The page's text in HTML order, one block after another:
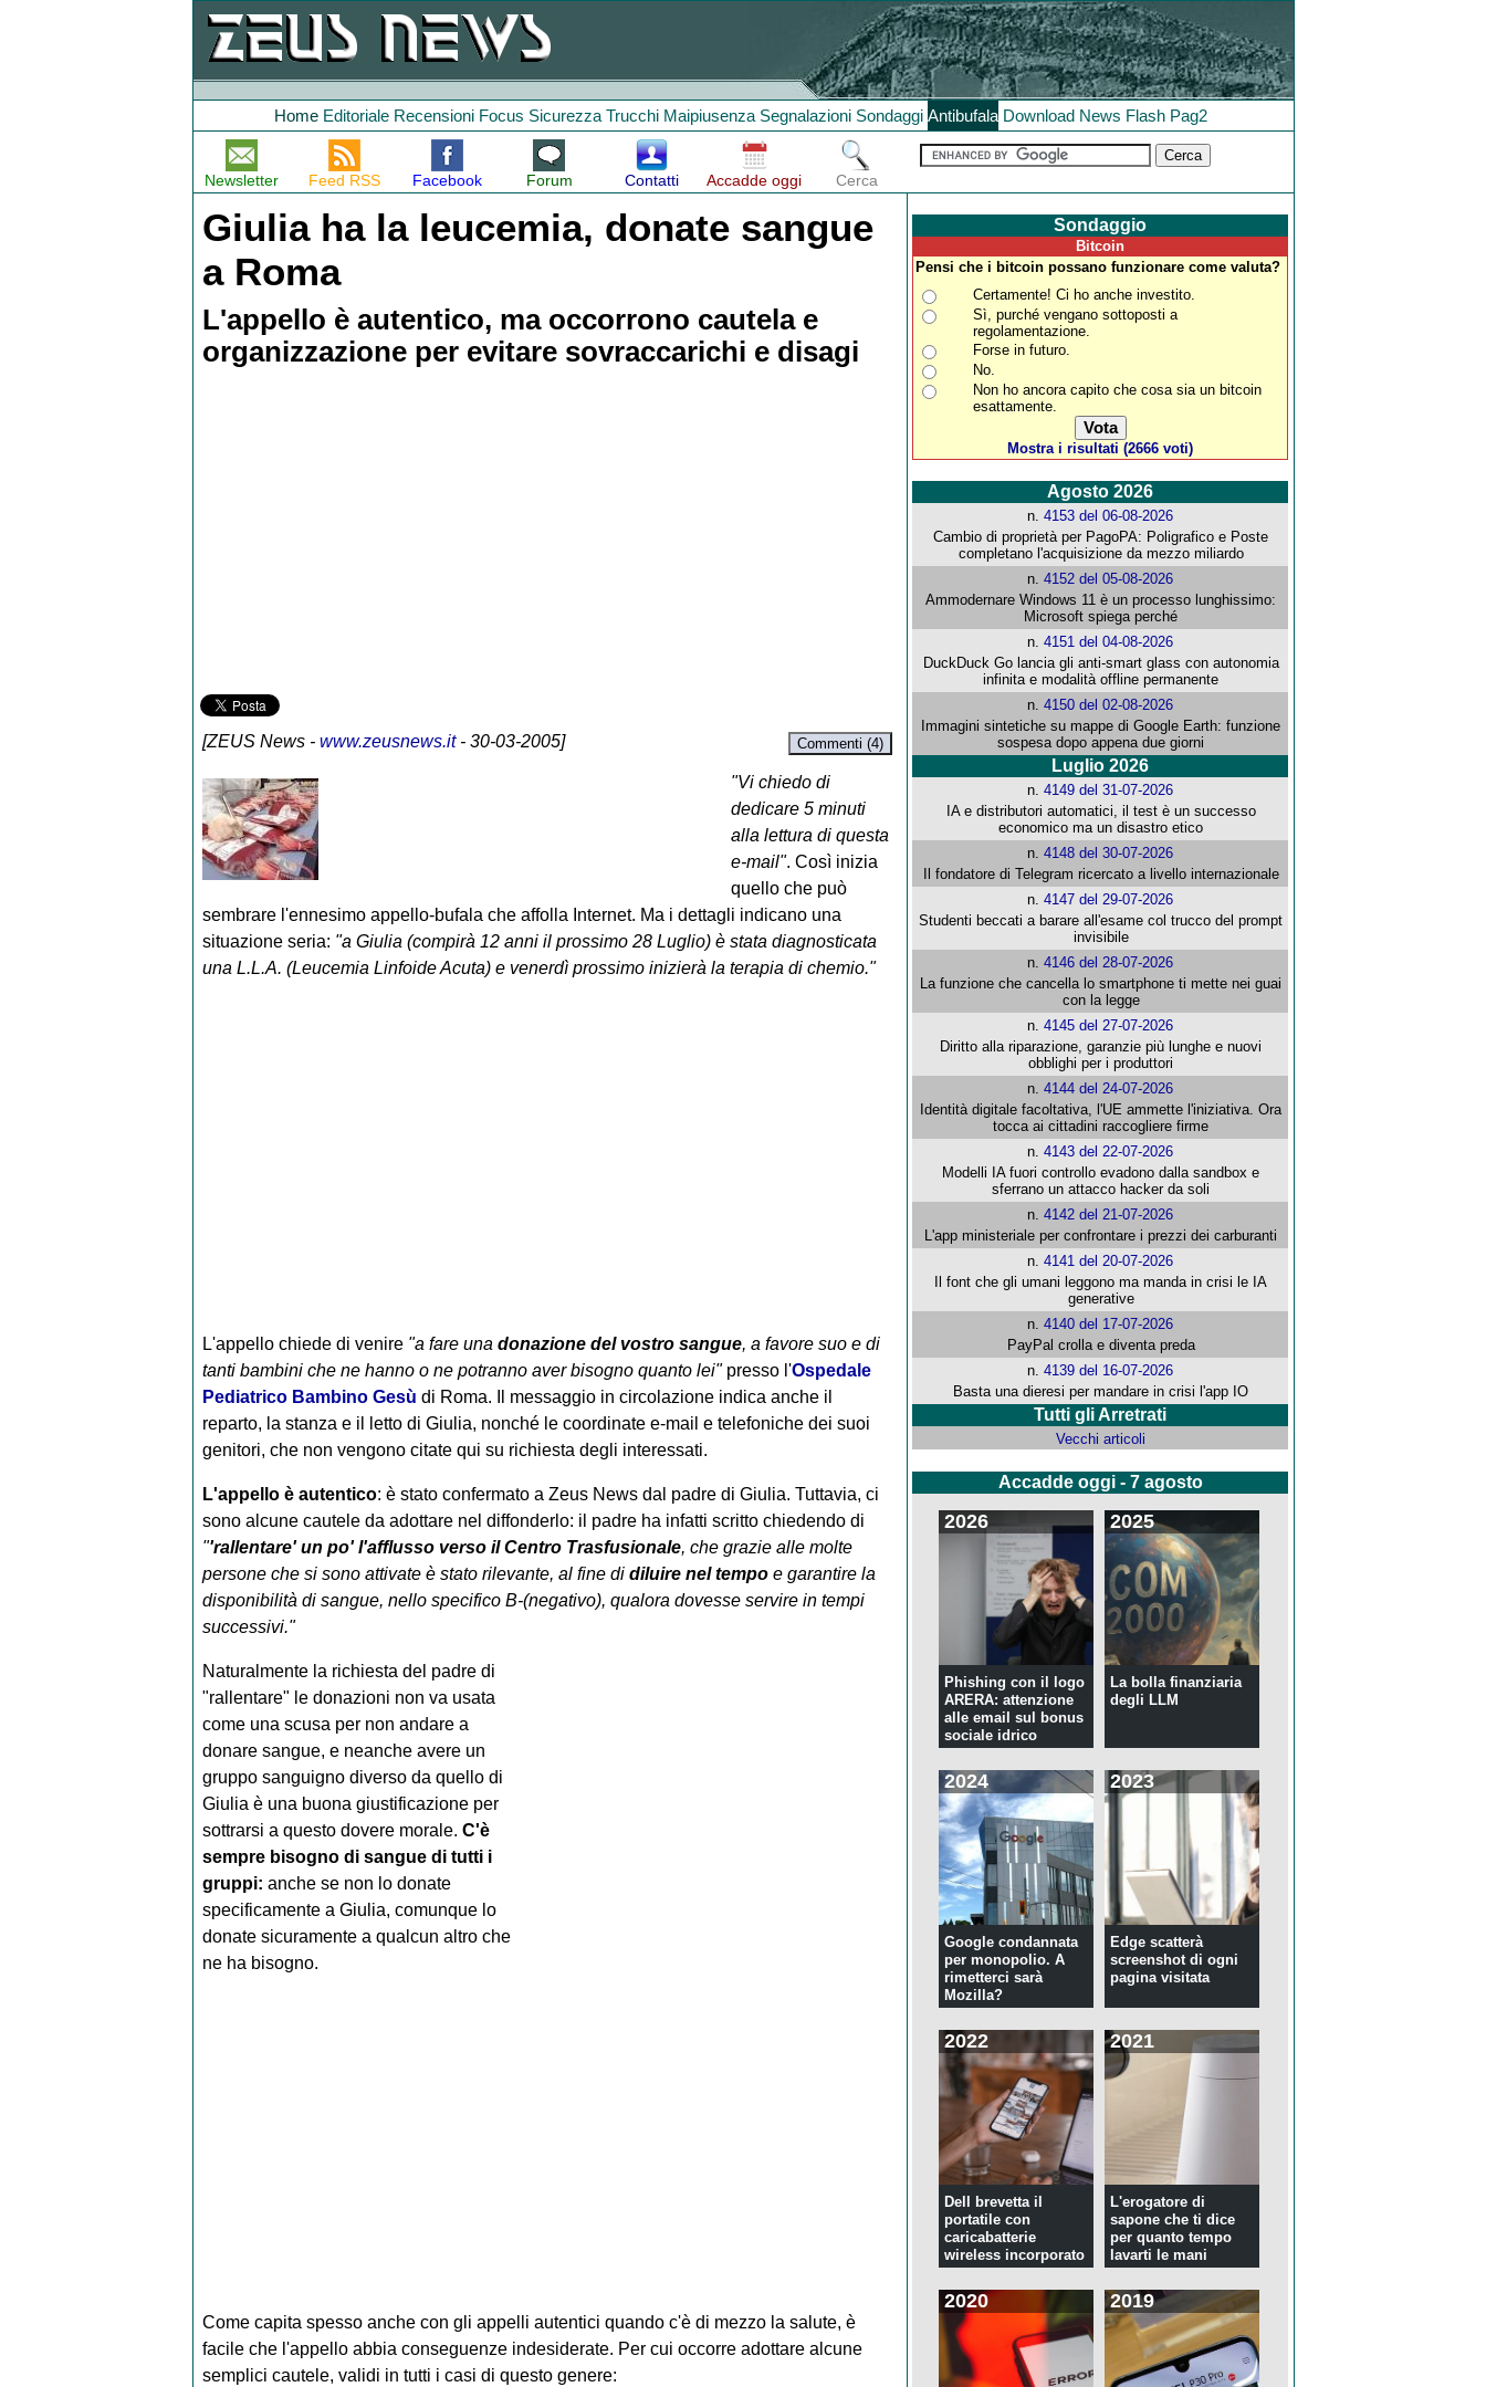
Home Editoriale Recensioni Focus Sicurezza Trucchi Maipiusenza Segnalazioni Sondaggi Antibufala Download News Flash Pag2
Newsletter Feed RSS Facebook Forum Contatti Accadde oggi Cerca
Giulia ha la leucemia, donate sangue
a Roma
L'appello è autentico, ma occorrono cautela e
organizzazione per evitare sovraccarichi e disagi
[ZEUS News- www.zeusnews.it- 30-03-2005] Commenti (4)
"Vi chiedo di
dedicare 5 minuti
alla lettura di questa
e-mail". Così inizia
quello che può
sembrare l'ennesimo appello-bufala che affolla Internet. Ma i dettagli indicano una
situazione seria: "a Giulia (compirà 12 anni il prossimo 28 Luglio) è stata diagnosticata
una L.L.A. (Leucemia Linfoide Acuta) e venerdì prossimo inizierà la terapia di chemio."
L'appello chiede di venire "a fare una donazione del vostro sangue, a favore suo e di
tanti bambini che ne hanno o ne potranno aver bisogno quanto lei"presso l'Ospedale
Pediatrico Bambino Gesù di Roma. Il messaggio in circolazione indica anche il
reparto, la stanza e il letto di Giulia, nonché le coordinate e-mail e telefoniche dei suoi
genitori, che non vengono citate qui su richiesta degli interessati.
L'appello è autentico: è stato confermato a Zeus News dal padre di Giulia. Tuttavia, ci
sono alcune cautele da adottare nel diffonderlo: il padre ha infatti scritto chiedendo di
"'rallentare' un po' l'afflusso verso il Centro Trasfusionale, che grazie alle molte
persone che si sono attivate è stato rilevante, al fine di diluire nel tempoe garantire la
disponibilità di sangue, nello specifico B-(negativo), qualora dovesse servire in tempi
successivi."
Naturalmente la richiesta del padre di
"rallentare" le donazioni non va usata
come una scusa per non andare a
donare sangue, e neanche avere un
gruppo sanguigno diverso da quello di
Giulia è una buona giustificazione per
sottrarsi a questo dovere morale. C'è
sempre bisogno di sangue di tutti i
gruppi: anche se non lo donate
specificamente a Giulia, comunque lo
donate sicuramente a qualcun altro che
ne ha bisogno.
Come capita spesso anche con gli appelli autentici quando c'è di mezzo la salute, è
facile che l'appello abbia conseguenze indesiderate. Per cui occorre adottare alcune
semplici cautele, validi in tutti i casi di questo genere:
Sondaggio
Bitcoin
Pensi che i bitcoin possano funzionare come valuta?
Certamente! Ci ho anche investito.
Sì, purché vengano sottoposti a
regolamentazione.
Forse in futuro.
No.
Non ho ancora capito che cosa sia un bitcoin
esattamente.
Mostra i risultati (2666 voti)
Agosto 2026
n.4153 del 06-08-2026
Cambio di proprietà per PagoPA: Poligrafico e Poste
completano l'acquisizione da mezzo miliardo
n.4152 del 05-08-2026
Ammodernare Windows 11 è un processo lunghissimo:
Microsoft spiega perché
n.4151 del 04-08-2026
DuckDuck Go lancia gli anti-smart glass con autonomia
infinita e modalità offline permanente
n.4150 del 02-08-2026
Immagini sintetiche su mappe di Google Earth: funzione
sospesa dopo appena due giorni
Luglio 2026
n.4149 del 31-07-2026
IA e distributori automatici, il test è un successo
economico ma un disastro etico
n.4148 del 30-07-2026
Il fondatore di Telegram ricercato a livello internazionale
n.4147 del 29-07-2026
Studenti beccati a barare all'esame col trucco del prompt
invisibile
n.4146 del 28-07-2026
La funzione che cancella lo smartphone ti mette nei guai
con la legge
n.4145 del 27-07-2026
Diritto alla riparazione, garanzie più lunghe e nuovi
obblighi per i produttori
n.4144 del 24-07-2026
Identità digitale facoltativa, l'UE ammette l'iniziativa. Ora
tocca ai cittadini raccogliere firme
n.4143 del 22-07-2026
Modelli IA fuori controllo evadono dalla sandbox e
sferrano un attacco hacker da soli
n.4142 del 21-07-2026
L'app ministeriale per confrontare i prezzi dei carburanti
n.4141 del 20-07-2026
Il font che gli umani leggono ma manda in crisi le IA
generative
n.4140 del 17-07-2026
PayPal crolla e diventa preda
n.4139 del 16-07-2026
Basta una dieresi per mandare in crisi l'app IO
Tutti gli Arretrati
Vecchi articoli
Accadde oggi - 7 agosto
2026
Phishing con il logo
ARERA: attenzione
alle email sul bonus
sociale idrico
2025
La bolla finanziaria
degli LLM
2024
Google condannata
per monopolio. A
rimetterci sarà
Mozilla?
2023
Edge scatterà
screenshot di ogni
pagina visitata
2022
Dell brevetta il
portatile con
caricabatterie
wireless incorporato
2021
L'erogatore di
sapone che ti dice
per quanto tempo
lavarti le mani
2020 2019